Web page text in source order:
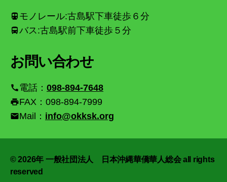
directions_transit モノレール:古島駅下車徒歩６分
directions_busバス:古島駅前下車徒歩５分
お問い合わせ
call電話： 098-894-7648
printFAX：098-894-7999
emailMail： info@okksk.org
© 2026年 一般社団法人 日本沖縄華僑華人総会 all rights
reserved